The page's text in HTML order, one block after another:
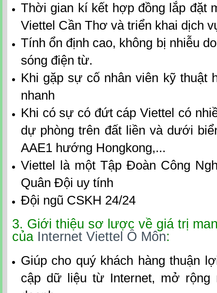
Thời gian kí kết hợp đồng lắp đặt
Viettel Cần Thơ và triển khai dịch
Tính ổn định cao, không bị nhiễu
sóng điện từ.
Khi gặp sự cố nhân viên kỹ thuật
nhanh
Khi có sự có đứt cáp Viettel có
dự phòng trên đất liền và dưới
AAE1 hướng Hongkong,...
Viettel là một Tập Đoàn Công
Quân Đội uy tính
Đội ngũ CSKH 24/24
3. Giới thiệu sơ lược về giá trị
của Internet Viettel Ô Môn:
Giúp cho quý khách hàng thuận
cập dữ liệu từ Internet, mở rộng